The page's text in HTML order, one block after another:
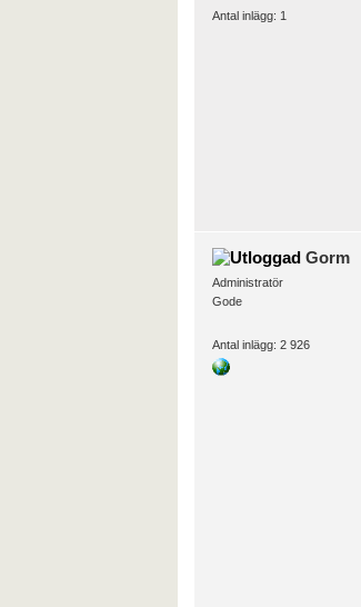
Antal inlägg: 1
Gorm
Administratör
Gode
Antal inlägg: 2 926